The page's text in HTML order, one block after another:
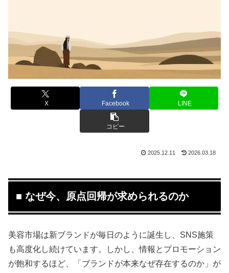
X Facebook LINE
コピー
2025.12.11 2026.03.18
■ なぜ今、原点回帰が求められるのか
美容市場は新ブランドが毎日のように誕生し、SNS施策
も高度化し続けています。しかし、情報とプロモーション
が飽和するほど、「ブランドが本来なぜ存在するのか」が